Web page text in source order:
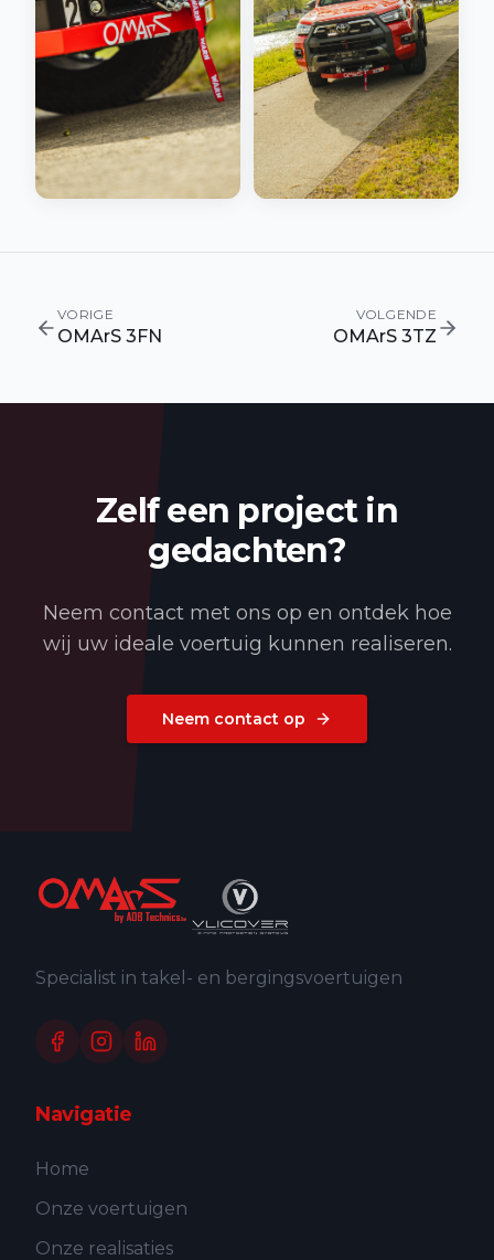
VORIGE
OMArS 3FN
VOLGENDE
OMArS 3TZ
Zelf een project in
gedachten?
Neem contact met ons op en ontdek hoe
wij uw ideale voertuig kunnen realiseren.
Neem contact op
Specialist in takel- en bergingsvoertuigen
Navigatie
Home
Onze voertuigen
Onze realisaties